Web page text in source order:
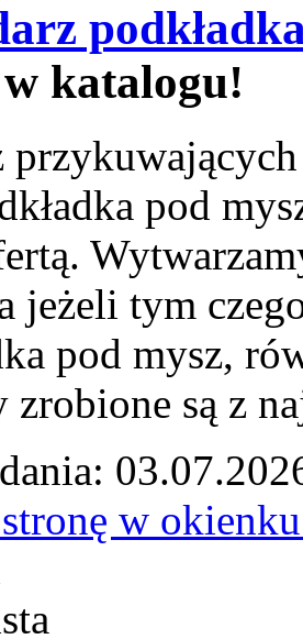
katalogu!
pod
jeżeli tym
pod mysz,
zrobione są z
w